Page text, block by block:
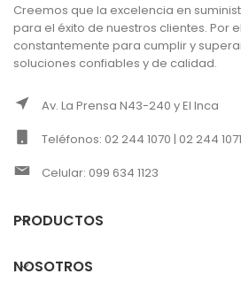
Creemos que la excelencia en
para el éxito de nuestros clientes. Por
constantemente para cumplir y
soluciones confiables y de calidad.
Av. La Prensa N43-240 y El Inca
Teléfonos: 02 244 1070 | 02 244
Celular: 099 634 1123
PRODUCTOS
NOSOTROS